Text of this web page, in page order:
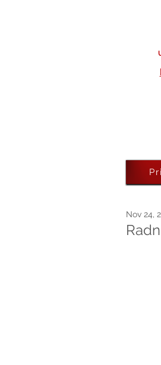
Nov 24,